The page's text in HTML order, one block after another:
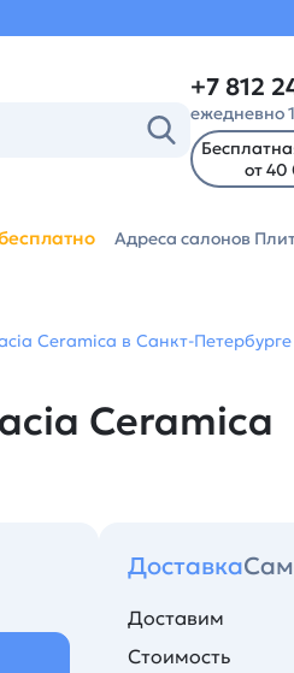
+7 812
ежедневно
от
Адреса салонов
Ceramica в Санкт-Петербурге
Ceramica
Доставка
Доставим
Стоимость